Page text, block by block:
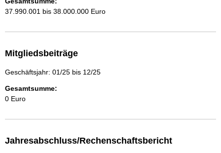
37.990.001 bis 38.000.000 Euro
Mitgliedsbeiträge
Geschäftsjahr: 01/25 bis 12/25
Gesamtsumme:
0 Euro
Jahresabschluss/Rechenschaftsbericht